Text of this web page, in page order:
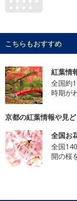
こちらもおすすめ
紅葉情
全国約
時期が
京都の紅葉情報や見
全国お
全国
開の桜